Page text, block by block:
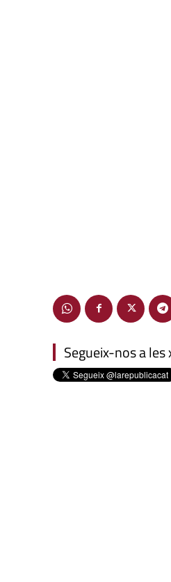
Segueix-nos a les